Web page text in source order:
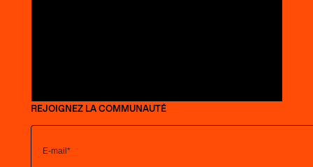
REJOIGNEZ LA COMMUNAUTÉ